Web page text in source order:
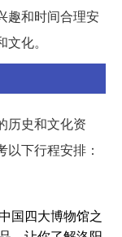
趣和时间合理安
化。
历史和文化资
下行程安排：
国四大博物馆之